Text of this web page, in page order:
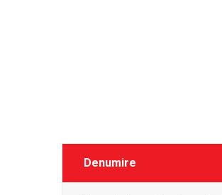
Denumire
Denumire